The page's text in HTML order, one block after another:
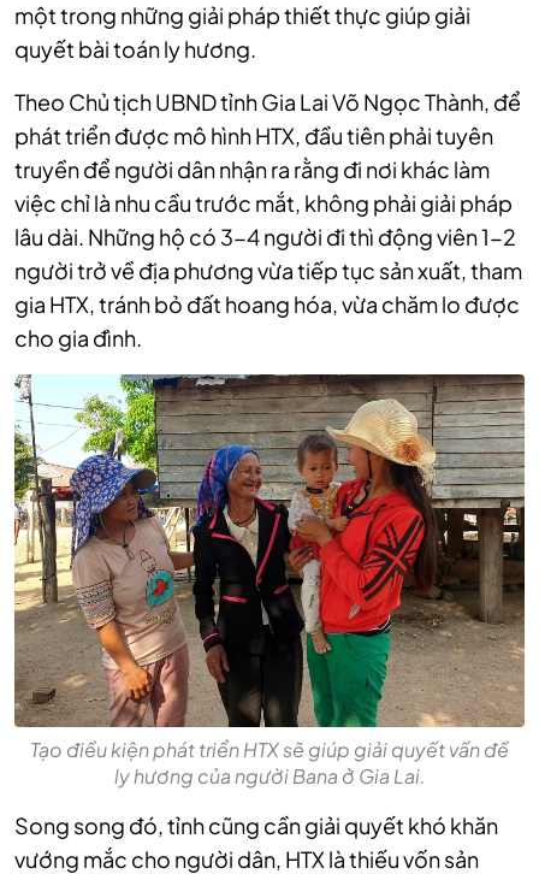
một trong những giải pháp thiết thực giúp giải
quyết bài toán ly hương.
Theo Chủ tịch UBND tỉnh Gia Lai Võ Ngọc Thành, để
phát triển được mô hình HTX, đầu tiên phải tuyên
truyền để người dân nhận ra rằng đi nơi khác làm
việc chỉ là nhu cầu trước mắt, không phải giải pháp
lâu dài. Những hộ có 3-4 người đi thì động viên 1-2
người trở về địa phương vừa tiếp tục sản xuất, tham
gia HTX, tránh bỏ đất hoang hóa, vừa chăm lo được
cho gia đình.
Tạo điều kiện phát triển HTX sẽ giúp giải quyết vấn đề
ly hương của người Bana ở Gia Lai.
Song song đó, tỉnh cũng cần giải quyết khó khăn
vướng mắc cho người dân, HTX là thiếu vốn sản